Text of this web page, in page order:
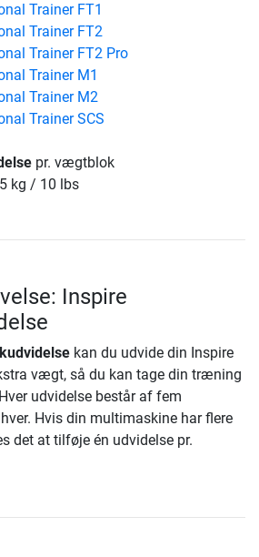
Trainer FT1
Trainer FT2
Trainer FT2 Pro
Trainer M1
Trainer M2
Trainer SCS
pr. vægtblok
kg / 10 lbs
Inspire
kan du udvide din Inspire
vægt, så du kan tage din træning
udvidelse består af fem
Hvis din multimaskine har flere
det at tilføje én udvidelse pr.